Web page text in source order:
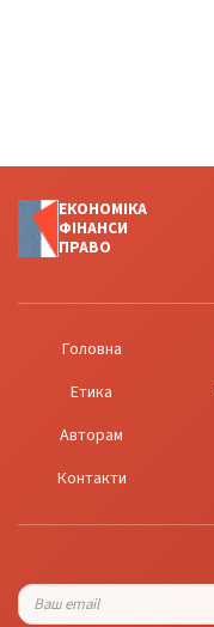
ЕКОНОМІКА
ФІНАНСИ
ПРАВО
Головна
Етика
Авторам
Контакти